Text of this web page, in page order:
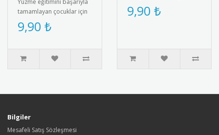
Yüzme eğitimini başarıyla
tamamlayan çocuklar için
özel tasarım rozet! "Ben
Artık Yüzüyorum" yazısı ..
9,90 ₺
için özel tasarlanmış
kaliteli metal rozet. Türk
9,90 ₺
Bilgiler
Mesafeli Satış Sözleşmesi